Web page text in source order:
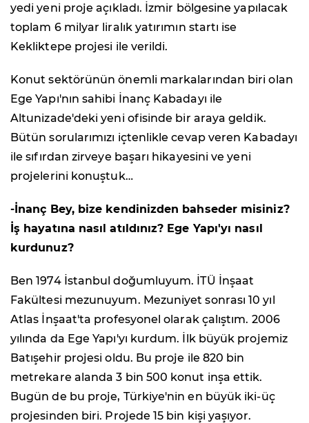
yedi yeni proje açıkladı. İzmir bölgesine yapılacak
toplam 6 milyar liralık yatırımın startı ise
Kekliktepe projesi ile verildi.
Konut sektörünün önemli markalarından biri olan
Ege Yapı'nın sahibi İnanç Kabadayı ile
Altunizade'deki yeni ofisinde bir araya geldik.
Bütün sorularımızı içtenlikle cevap veren Kabadayı
ile sıfırdan zirveye başarı hikayesini ve yeni
projelerini konuştuk…
-İnanç Bey, bize kendinizden bahseder misiniz?
İş hayatına nasıl atıldınız? Ege Yapı'yı nasıl
kurdunuz?
Ben 1974 İstanbul doğumluyum. İTÜ İnşaat
Fakültesi mezunuyum. Mezuniyet sonrası 10 yıl
Atlas İnşaat'ta profesyonel olarak çalıştım. 2006
yılında da Ege Yapı'yı kurdum. İlk büyük projemiz
Batışehir projesi oldu. Bu proje ile 820 bin
metrekare alanda 3 bin 500 konut inşa ettik.
Bugün de bu proje, Türkiye'nin en büyük iki-üç
projesinden biri. Projede 15 bin kişi yaşıyor.